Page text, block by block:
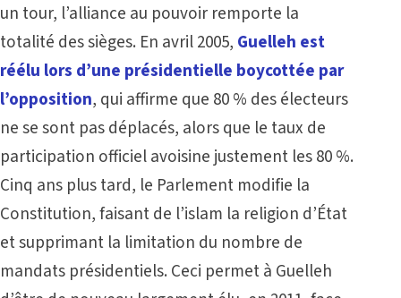
un tour, l’alliance au pouvoir remporte la
totalité des sièges. En avril 2005, Guelleh est
réélu lors d’une présidentielle boycottée par
l’opposition, qui affirme que 80 % des électeurs
ne se sont pas déplacés, alors que le taux de
participation officiel avoisine justement les 80 %.
Cinq ans plus tard, le Parlement modifie la
Constitution, faisant de l’islam la religion d’État
et supprimant la limitation du nombre de
mandats présidentiels. Ceci permet à Guelleh